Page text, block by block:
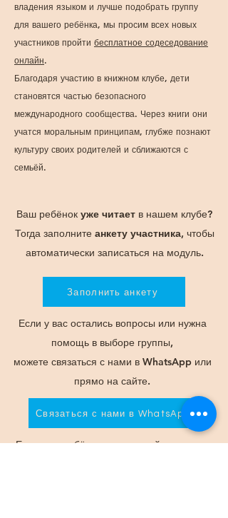
владения языком и лучше подобрать группу
для вашего ребёнка, мы просим всех новых
участников пройти бесплатное содеседование
онлайн.
Благодаря участию в книжном клубе, дети
становятся частью безопасного
международного сообщества. Через книги они
учатся моральным принципам, глубже познают
культуру своих родителей и сближаются с
семьёй.
Ваш ребёнок уже читает в нашем клубе?
Тогда заполните анкету участника, чтобы
автоматически записаться на модуль.
Заполнить анкету
Если у вас остались вопросы или нужна
помощь в выборе группы,
можете связаться с нами в WhatsApp или
прямо на сайте.
Связаться с нами в WhatsApp
Если ваш ребёнок – новенький, советуем